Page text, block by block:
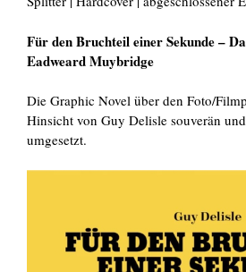
Für den Bruchteil einer Sekunde –
Eadweard Muybridge
Die Graphic Novel über den Foto/
Hinsicht von Guy Delisle souverän
umgesetzt.